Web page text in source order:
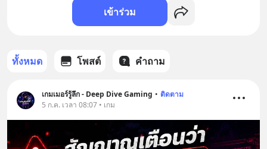
เข้าร่วม
ทั้งหมด โพสต์ คำถาม
เกมเมอร์รู้ลึก - Deep Dive Gaming • ติดตาม
5 ก.ค. เวลา 08:07 • เกม